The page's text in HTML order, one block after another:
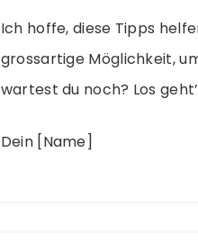
Ich hoffe, diese Tipps
grossartige Möglichkeit,
wartest du noch? Los
Dein [Name]